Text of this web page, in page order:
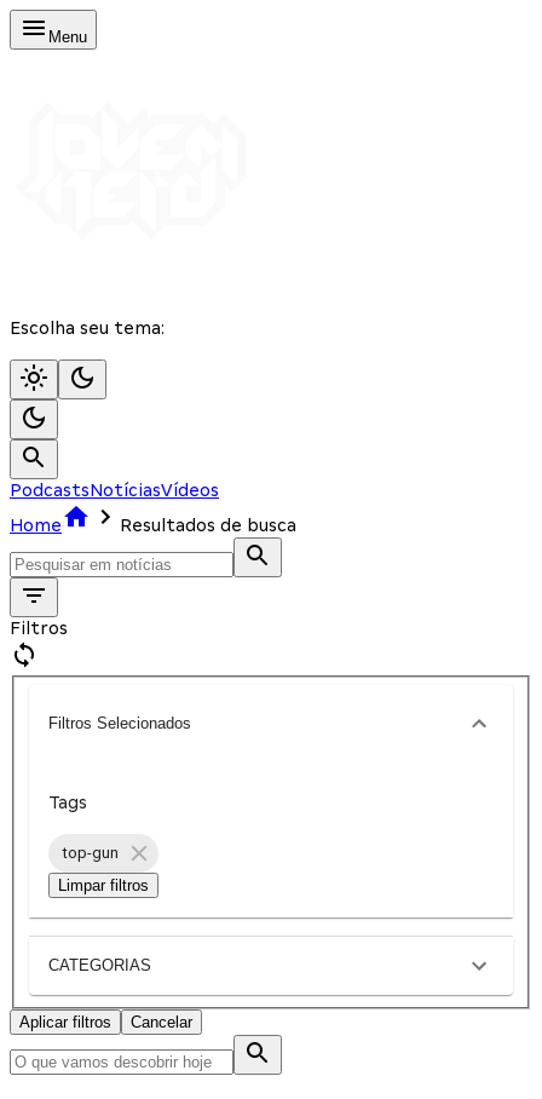
Menu
Escolha seu tema:
PodcastsNotíciasVídeos
Home
Resultados de busca
Filtros
Filtros Selecionados
Tags
top-gun
Limpar filtros
CATEGORIAS
Aplicar filtros Cancelar